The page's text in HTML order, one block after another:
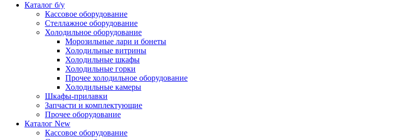
Каталог б/у
Кассовое оборудование
Стеллажное оборудование
Холодильное оборудование
Морозильные лари и бонеты
Холодильные витрины
Холодильные шкафы
Холодильные горки
Прочее холодильное оборудование
Холодильные камеры
Шкафы-прилавки
Запчасти и комплектующие
Прочее оборудование
Каталог New
Кассовое оборудование